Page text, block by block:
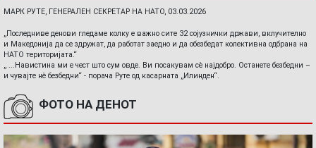
МАРК РУТЕ, ГЕНЕРАЛЕН СЕКРЕТАР НА НАТО, 03.03.2026
„Последниве денови гледаме колку е важно сите 32 сојузнички држави, вклучително
и Македонија да се здружат, да работат заедно и да обезбедат колективна одбрана на
НАТО територијата.“
„ ...Навистина ми е чест што сум овде. Ви посакувам сè најдобро. Останете безбедни –
и чувајте нè безбедни“ - порача Руте од касарната „Илинден“.
ФОТО НА ДЕНОТ